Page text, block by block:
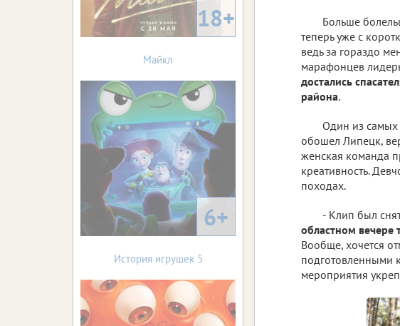
Больше
теперь уже с
ведь за гораздо
марафонцев
достались
района.
Один из самых
обошел Липецк,
женская команда
креативность.
походах.
- Клип был
областном вечере
Вообще, хочется
подготовленными
мероприятия
18+
Майкл
6+
История игрушек 5